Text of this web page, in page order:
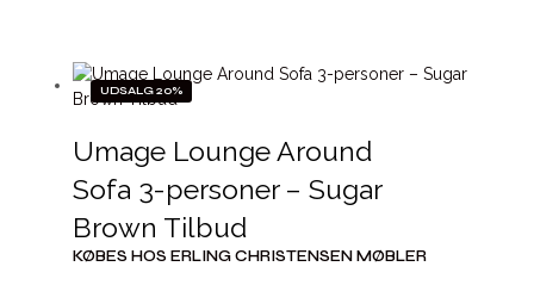
UDSALG 20%
Umage Lounge Around
Sofa 3-personer – Sugar
Brown Tilbud
KØBES HOS ERLING CHRISTENSEN MØBLER